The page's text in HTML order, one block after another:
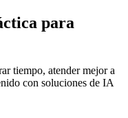
para
tiempo, atender mejor a
con soluciones de IA